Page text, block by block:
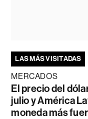
LAS MÁS VISITADAS
MERCADOS
El precio del
julio y América
moneda más